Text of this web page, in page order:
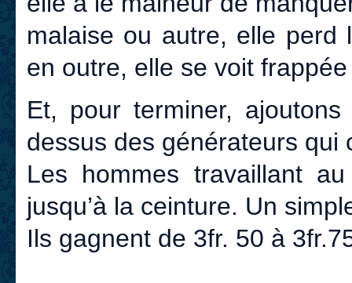
malaise ou autre, elle perd
en outre, elle se voit frappée
Et, pour terminer,
dessus des générateurs qui
Les hommes travaillant
jusqu’à la ceinture. Un
Ils gagnent de 3fr. 50 à